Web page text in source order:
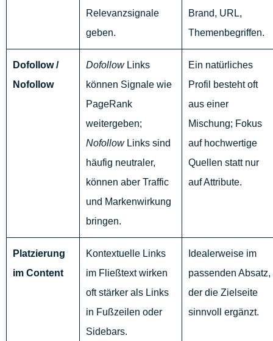
Relevanzsignale
geben.
Brand, URL,
Themenbegriffen.
Dofollow /
Nofollow
DofollowLinks
können Signale wie
PageRank
weitergeben;
NofollowLinks sind
häufig neutraler,
können aber Traffic
und Markenwirkung
bringen.
Ein natürliches
Profil besteht oft
aus einer
Mischung; Fokus
auf hochwertige
Quellen statt nur
auf Attribute.
Platzierung
im Content
Kontextuelle Links
im Fließtext wirken
oft stärker als Links
in Fußzeilen oder
Sidebars.
Idealerweise im
passenden Absatz,
der die Zielseite
sinnvoll ergänzt.